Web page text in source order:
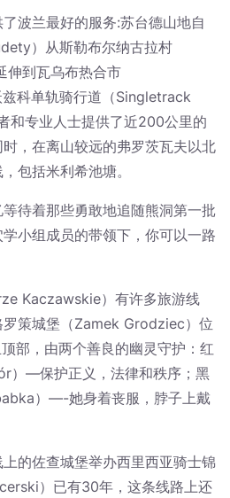
波兰最好的服务:苏台德山地自
）从斯勒布尔纳古拉村
伸到瓦乌布热合市
兹科单轨骑行道（Singletrack
和专业人士提供了近200公里的
，在离山较远的弗罗茨瓦夫以北
包括米利希池塘。
待着那些勇敢地追随熊洞第一批
小组成员的带领下，你可以一路
Kaczawskie）有许多旅游线
策城堡（Zamek Grodziec）位
部，由两个善良的幽灵守护：红
）—保护正义，法律和秩序；黑
）—-她身着丧服，脖子上戴
的佐查城堡举办西里西亚骑士锦
）已有30年，这条线路上还